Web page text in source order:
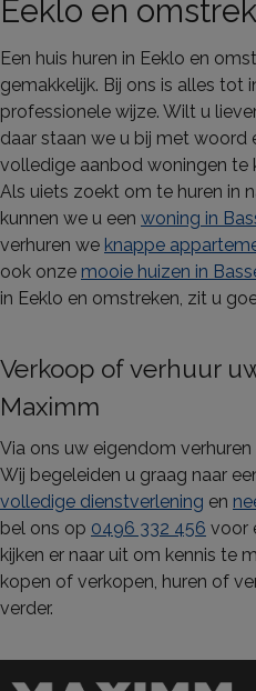
Eeklo en
Een huis huren in Eeklo en
gemakkelijk. Bij ons is alles tot
professionele wijze. Wilt u
daar staan we u bij met woord
volledige aanbod woningen te
Als uiets zoekt om te huren in
kunnen we u een woning in
verhuren we knappe
ook onze mooie huizen in
in Eeklo en omstreken, zit u
Verkoop of verhuur
Maximm
Via ons uw eigendom
Wij begeleiden u graag naar
volledige dienstverlening en
bel ons op 0496 332 456 voor
kijken er naar uit om kennis te
kopen of verkopen, huren of
verder.